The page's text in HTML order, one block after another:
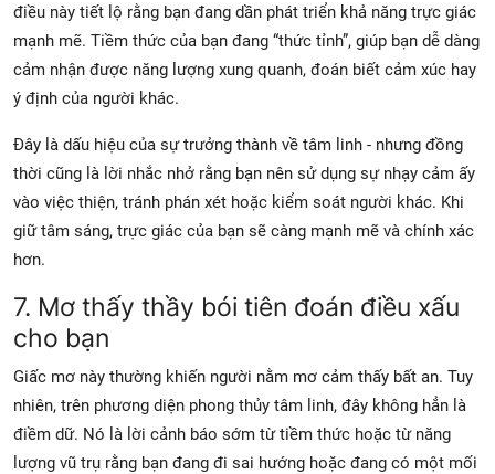
điều này tiết lộ rằng bạn đang dần phát triển khả năng trực giác
mạnh mẽ. Tiềm thức của bạn đang “thức tỉnh”, giúp bạn dễ dàng
cảm nhận được năng lượng xung quanh, đoán biết cảm xúc hay
ý định của người khác.
Đây là dấu hiệu của sự trưởng thành về tâm linh - nhưng đồng
thời cũng là lời nhắc nhở rằng bạn nên sử dụng sự nhạy cảm ấy
vào việc thiện, tránh phán xét hoặc kiểm soát người khác. Khi
giữ tâm sáng, trực giác của bạn sẽ càng mạnh mẽ và chính xác
hơn.
7. Mơ thấy thầy bói tiên đoán điều xấu
cho bạn
Giấc mơ này thường khiến người nằm mơ cảm thấy bất an. Tuy
nhiên, trên phương diện phong thủy tâm linh, đây không hẳn là
điềm dữ. Nó là lời cảnh báo sớm từ tiềm thức hoặc từ năng
lượng vũ trụ rằng bạn đang đi sai hướng hoặc đang có một mối